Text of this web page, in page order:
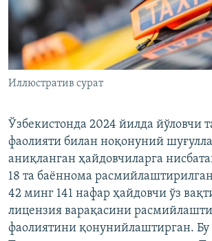
Иллюстратив сурат
Ўзбекистонда 2024 йилда йўловчи
фаолияти билан ноқонуний
аниқланган ҳайдовчиларга
18 та баённома
42 минг 141 нафар ҳайдовчи ўз
лицензия варақасини
фаолиятини қонунийлаштирган. Бу